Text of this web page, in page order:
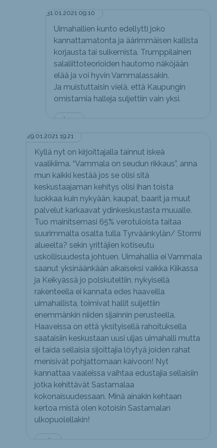
31.01.2021 09:10
Jerry
Uimahallien kunto edellytti joko
kannattamatonta ja äärimmäisen kallista
korjausta tai sulkemista. Trumppilainen
salaliittoteorioiden hautomo näköjään
elää ja voi hyvin Vammalassakin.
Ja muistuttaisin vielä, että Kaupungin
omistamia halleja suljettiin vain yksi.
29.01.2021 19:21
arto
Kyllä nyt on kirjoittajalla tainnut iskeä
vaalikiima. “Vammala on seudun rikkaus”, anna
mun kaikki kestää jos se olisi sitä
keskustaajaman kehitys olisi ihan toista
luokkaa kuin nykyään, kaupat, baarit ja muut
palvelut karkaavat ydinkeskustasta muualle.
Tuo mainitsemasi 65% verotuloista taitaa
suurimmalta osalta tulla Tyrväänkylän/ Stormi
alueelta? sekin yrittäjien kotiseutu
uskollisuudesta johtuen. Uimahallia ei Vammala
saanut yksinäänkään aikaiseksi vaikka Kiikassa
ja Keikyässä jo polskuteltiin, nykyisellä
rakenteella ei kannata edes haaveilla
uimahallista, toimivat hallit suljettiin
enemmänkin niiden sijainnin perusteella.
Haaveissa on että yksityisellä rahoituksella
saataisiin keskustaan uusi uljas uimahalli mutta
ei taida sellaisia sijoittajia löytyä joiden rahat
menisivät pohjattomaan kaivoon! Nyt
kannattaa vaaleissa vaihtaa edustajia sellaisiin
jotka kehittävät Sastamalaa
kokonaisuudessaan. Minä ainakin kehtaan
kertoa mistä olen kotoisin Sastamalan
ulkopuolellakin!